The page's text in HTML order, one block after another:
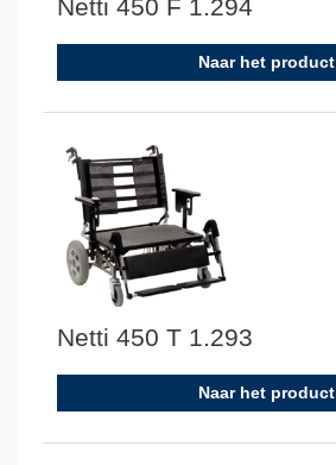
Netti 450 F 1.294
Naar het product
Netti 450 T 1.293
Naar het product